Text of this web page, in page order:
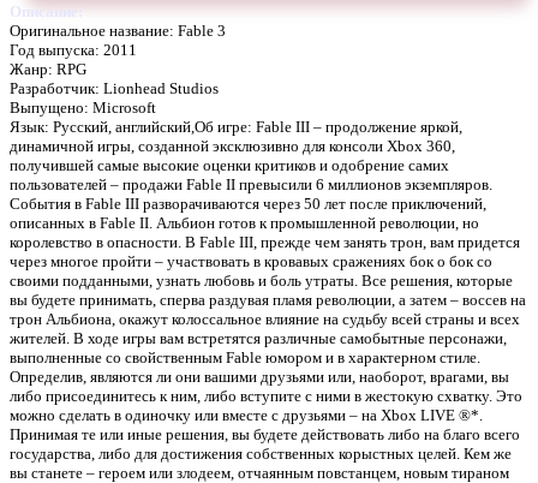
Описание:
Оригинальное название: Fable 3
Год выпуска: 2011
Жанр: RPG
Разработчик: Lionhead Studios
Выпущено: Microsoft
Язык: Русский, английский,Об игре: Fable III – продолжение яркой,
динамичной игры, созданной эксклюзивно для консоли Xbox 360,
получившей самые высокие оценки критиков и одобрение самих
пользователей – продажи Fable II превысили 6 миллионов экземпляров.
События в Fable III разворачиваются через 50 лет после приключений,
описанных в Fable II. Альбион готов к промышленной революции, но
королевство в опасности. В Fable III, прежде чем занять трон, вам придется
через многое пройти – участвовать в кровавых сражениях бок о бок со
своими подданными, узнать любовь и боль утраты. Все решения, которые
вы будете принимать, сперва раздувая пламя революции, а затем – воссев на
трон Альбиона, окажут колоссальное влияние на судьбу всей страны и всех
жителей. В ходе игры вам встретятся различные самобытные персонажи,
выполненные со свойственным Fable юмором и в характерном стиле.
Определив, являются ли они вашими друзьями или, наоборот, врагами, вы
либо присоединитесь к ним, либо вступите с ними в жестокую схватку. Это
можно сделать в одиночку или вместе с друзьями – на Xbox LIVE ®*.
Принимая те или иные решения, вы будете действовать либо на благо всего
государства, либо для достижения собственных корыстных целей. Кем же
вы станете – героем или злодеем, отчаянным повстанцем, новым тираном